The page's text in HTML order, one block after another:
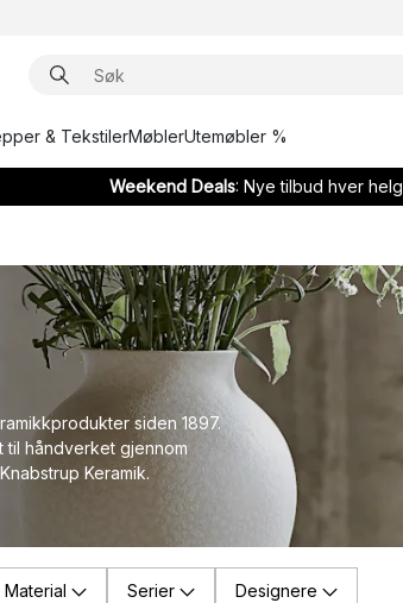
& TekstilerMøblerUtemøbler %
Weekend Deals: Nye tilbud hver helg
siden 1897.
håndverket gjennom
Keramik.
Material Serier Designere